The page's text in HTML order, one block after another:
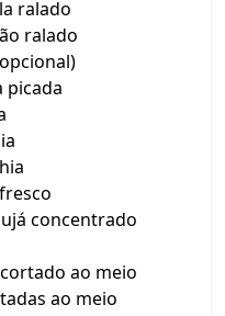
ralado
ralado
picada
concentrado
ao meio
ao meio